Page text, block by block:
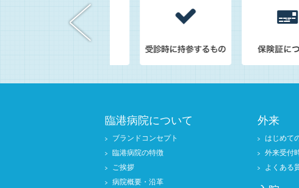
臨港病院について
ブランドコンセプト
臨港病院の特徴
ご挨拶
病院概要・沿革
外来
はじめて
外来受付
よくある